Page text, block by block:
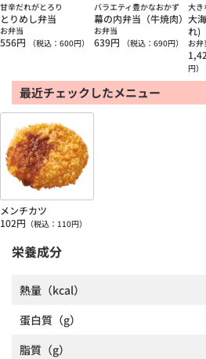
甘辛だれがとろり
とりめし弁当
お弁当
556円 （税込： 600円）
バラエティ豊かなおかず
幕の内弁当（牛焼肉）
お弁当
639円 （税込： 690円）
大き
大
れ)
お弁
円）
最近チェックしたメニュー
メンチカツ
102円 （税込： 110円）
栄養成分
熱量 （kcal）
蛋白質 （g）
脂質 （g）